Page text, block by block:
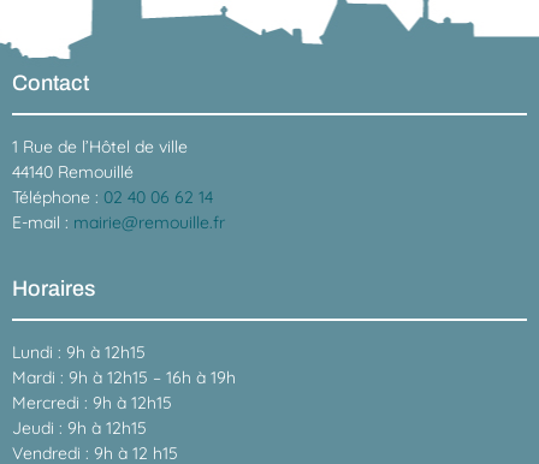
Contact
1 Rue de l’Hôtel de ville
44140 Remouillé
Téléphone : 02 40 06 62 14
E-mail : mairie@remouille.fr
Horaires
Lundi : 9h à 12h15
Mardi : 9h à 12h15 – 16h à 19h
Mercredi : 9h à 12h15
Jeudi : 9h à 12h15
Vendredi : 9h à 12 h15